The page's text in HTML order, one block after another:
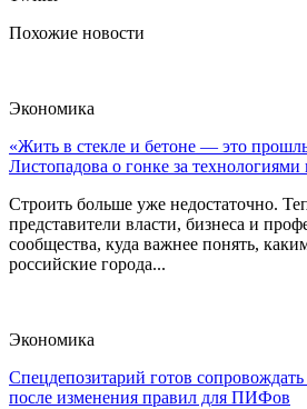
Похожие новости
Экономика
«Жить в стекле и бетоне — это
Листопадова о гонке за технологиями
Строить больше уже недостаточно.
представители власти, бизнеса и
сообщества, куда важнее понять,
российские города...
Экономика
Спецдепозитарий готов
после изменения правил для ПИФов